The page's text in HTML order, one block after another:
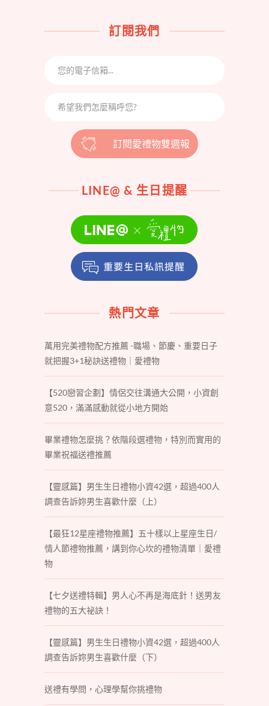
訂閱我們
訂閱愛禮物雙週報
LINE@ & 生日提醒
熱門文章
萬用完美禮物配方推薦 -職場、節慶、重要日子
就把握3+1秘訣送禮物｜愛禮物
【520戀習企劃】情侶交往溝通大公開，小資創
意520，滿滿感動就從小地方開始
畢業禮物怎麼挑？依階段選禮物，特別而實用的
畢業祝福送禮推薦
【靈感篇】男生生日禮物小資42選，超過400人
調查告訴妳男生喜歡什麼（上）
【最狂12星座禮物推薦】五十樣以上星座生日/
情人節禮物推薦，講到你心坎的禮物清單｜愛禮
物
【七夕送禮特輯】男人心不再是海底針！送男友
禮物的五大祕訣！
【靈感篇】男生生日禮物小資42選，超過400人
調查告訴妳男生喜歡什麼（下）
送禮有學問，心理學幫你挑禮物